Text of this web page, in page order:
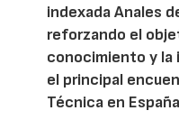
indexada Anales
reforzando el
conocimiento y la
el principal
Técnica en